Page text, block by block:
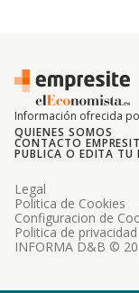
Información ofrecida
QUIENES SOMOS
CONTACTO
PUBLICA O EDITA TU
INFORMA D&B ©
Legal
Politica de Cookies
Configuracion de
Politica de privacidad